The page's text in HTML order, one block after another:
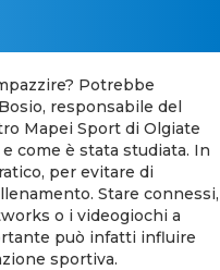
Potrebbe
responsabile del
Mapei Sport di Olgiate
e come è stata studiata. In
per evitare di
Stare connessi,
o i videogiochi a
può infatti influire
sportiva.